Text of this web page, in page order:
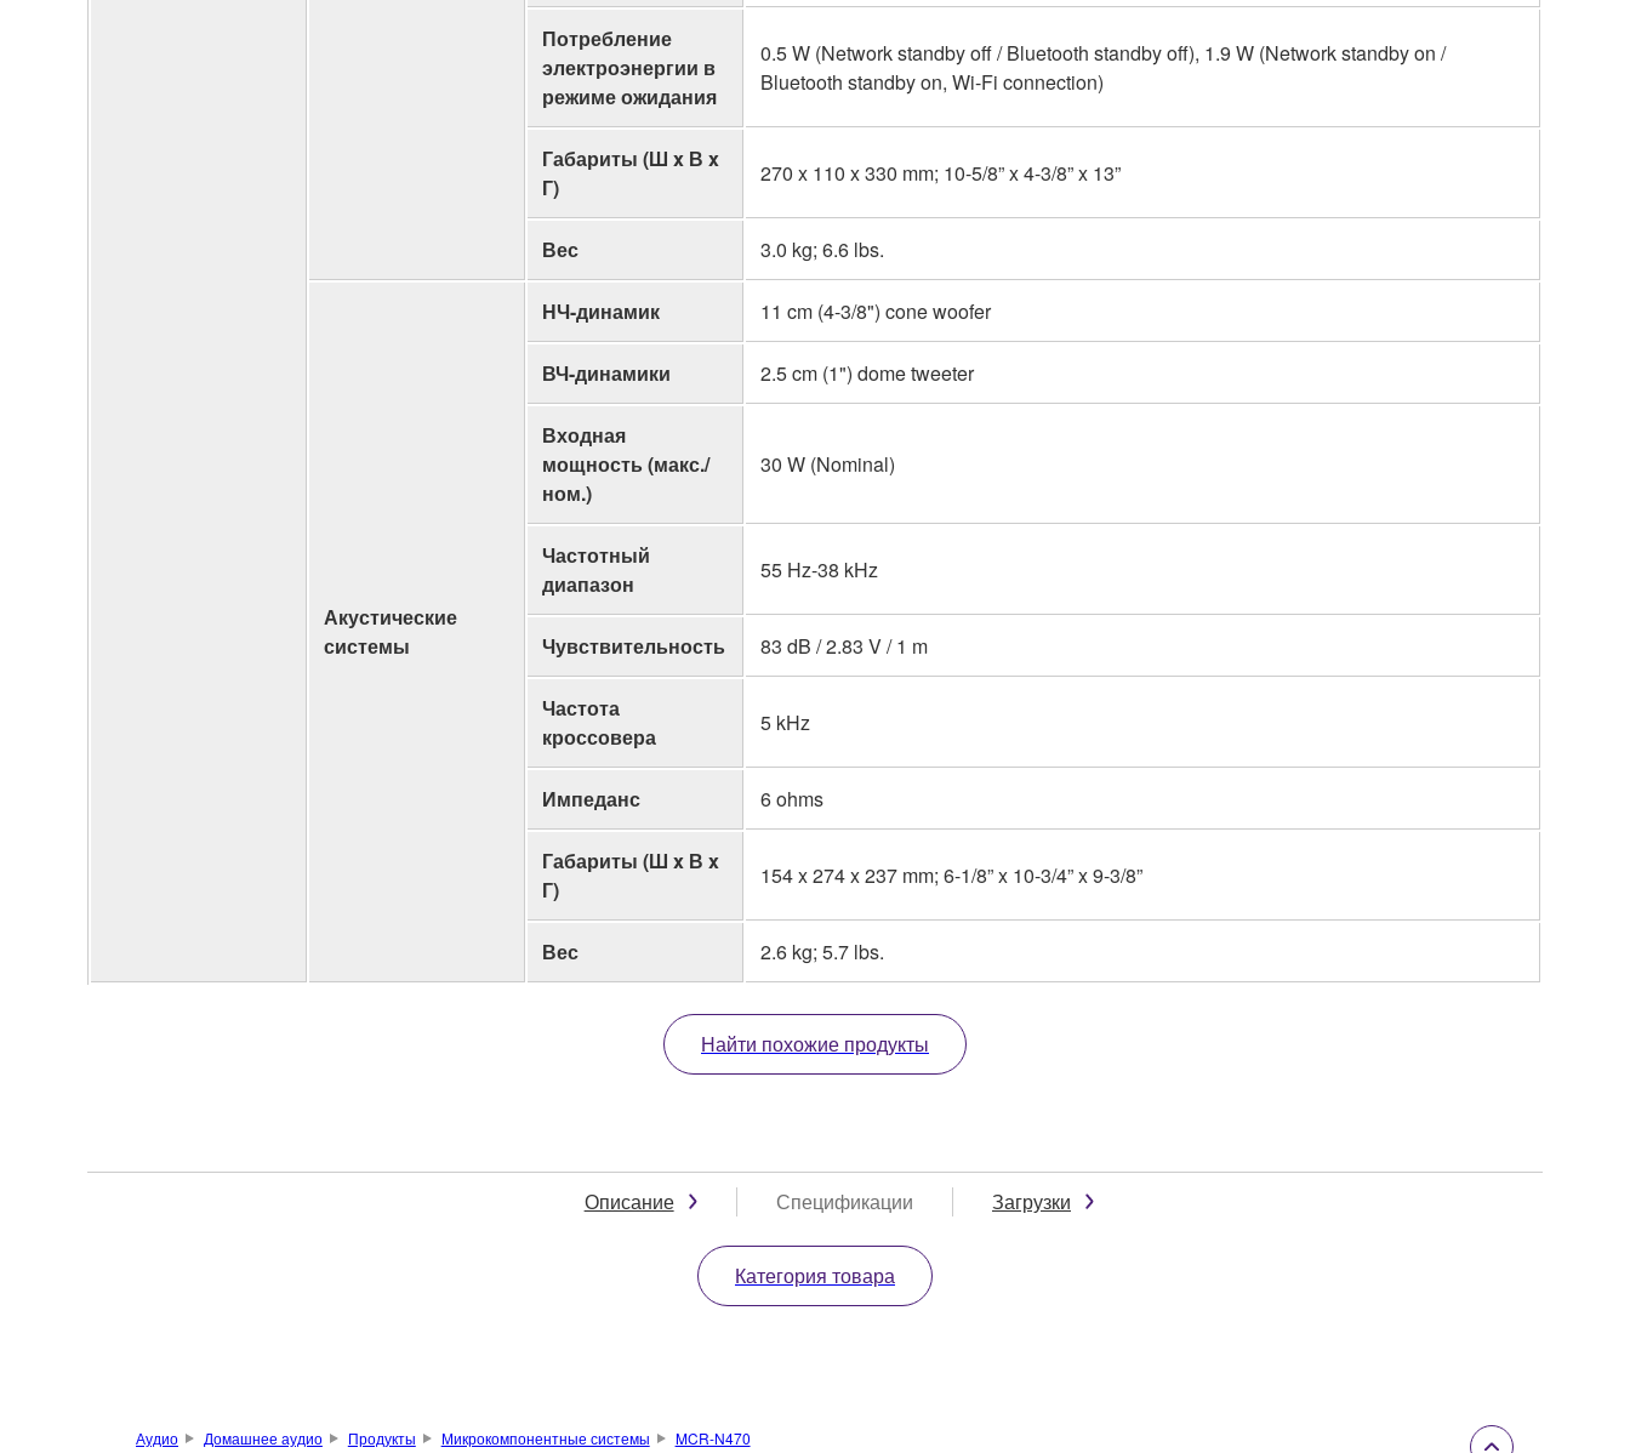
Потребление
электроэнергии в
режиме ожидания
0.5 W (Network standby off / Bluetooth standby off), 1.9 W (Network standby on /
Bluetooth standby on, Wi-Fi connection)
Габариты (Ш x В x
Г)
270 x 110 x 330 mm; 10-5/8” x 4-3/8” x 13”
Вес 3.0 kg; 6.6 lbs.
Акустические
системы
НЧ-динамик 11 cm (4-3/8") cone woofer
ВЧ-динамики 2.5 cm (1") dome tweeter
Входная
мощность (макс./
ном.)
30 W (Nominal)
Частотный
диапазон
55 Hz-38 kHz
Чувствительность 83 dB / 2.83 V / 1 m
Частота
кроссовера
5 kHz
Импеданс 6 ohms
Габариты (Ш x В x
Г)
154 x 274 x 237 mm; 6-1/8” x 10-3/4” x 9-3/8”
Вес 2.6 kg; 5.7 lbs.
Найти похожие продукты
Описание Спецификации Загрузки
Категория товара
Аудио Домашнее аудио Продукты Микрокомпонентные системы MCR-N470